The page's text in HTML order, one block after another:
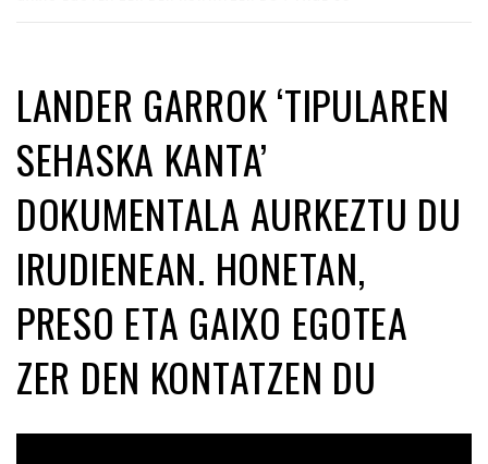
LANDER GARROK ‘TIPULAREN
SEHASKA KANTA’
DOKUMENTALA AURKEZTU DU
IRUDIENEAN. HONETAN,
PRESO ETA GAIXO EGOTEA
ZER DEN KONTATZEN DU